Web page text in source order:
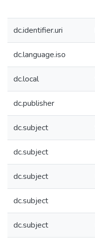
dc.identifier.uri
dc.language.iso
dc.local
dc.publisher
dc.subject
dc.subject
dc.subject
dc.subject
dc.subject